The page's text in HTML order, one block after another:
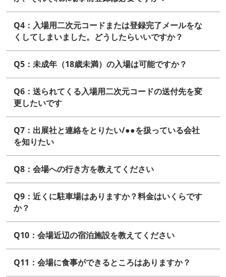
Q4：入場用二次元コードまたは登録完了メールをな
くしてしまいました。どうしたらいいですか？
Q5：未成年（18歳未満）の入場は可能ですか？
Q6：送られてくる入場用二次元コードの送付先を変
更したいです
Q7：出展社と連絡をとりたい/●●を扱っている会社
を知りたい
Q8：会場への行き方を教えてください
Q9：近くに駐車場はありますか？料金はいくらです
か？
Q10：会場近辺の宿泊施設を教えてください
Q11：会場に食事ができるところはありますか？